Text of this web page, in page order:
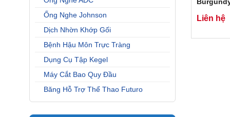
Ống Nghe Johnson
Dịch Nhờn Khớp Gối
Bệnh Hậu Môn Trực Tràng
Dụng Cụ Tập Kegel
Máy Cắt Bao Quy Đầu
Băng Hỗ Trợ Thể Thao Futuro
Liên hệ